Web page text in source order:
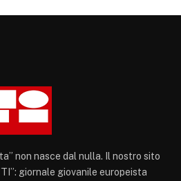
non nasce dal nulla. Il nostro sito
giornale giovanile europeista